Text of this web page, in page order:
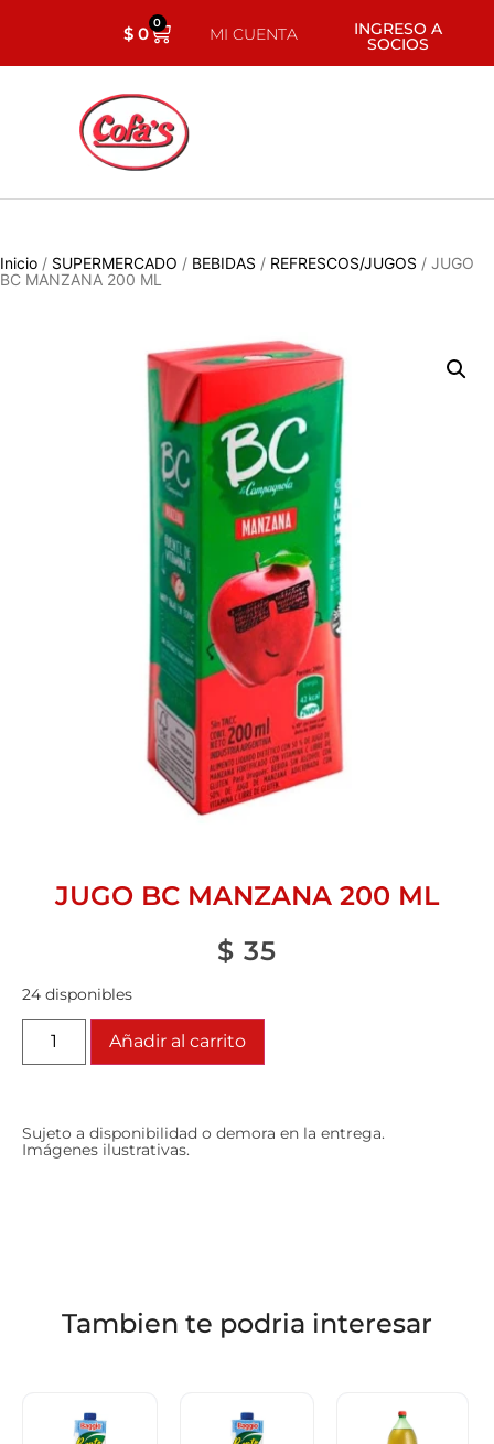
$0 0
MI CUENTA INGRESO A
SOCIOS
Inicio / SUPERMERCADO / BEBIDAS / REFRESCOS/JUGOS / JUGO
BC MANZANA 200 ML
JUGO BC MANZANA 200 ML
$ 35
24 disponibles
Añadir al carrito
Sujeto a disponibilidad o demora en la entrega.
Imágenes ilustrativas.
Tambien te podria interesar